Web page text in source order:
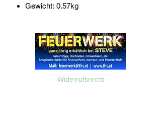
Gewicht: 0.57kg
Widerrufsrecht